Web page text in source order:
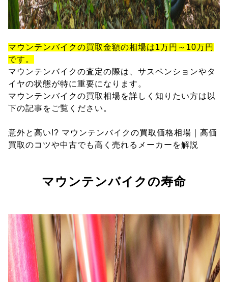
マウンテンバイクの買取金額の相場は1万円～10万円
です。
マウンテンバイクの査定の際は、サスペンションやタ
イヤの状態が特に重要になります。
マウンテンバイクの買取相場を詳しく知りたい方は以
下の記事をご覧ください。
意外と高い!? マウンテンバイクの買取価格相場｜高価
買取のコツや中古でも高く売れるメーカーを解説
マウンテンバイクの寿命